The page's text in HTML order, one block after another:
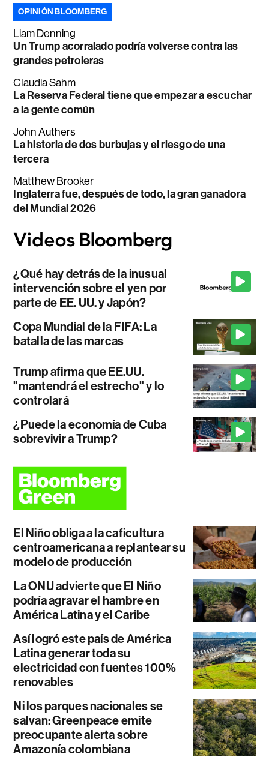
OPINIÓN BLOOMBERG
Liam Denning
Un Trump acorralado podría volverse contra las
grandes petroleras
Claudia Sahm
La Reserva Federal tiene que empezar a escuchar
a la gente común
John Authers
La historia de dos burbujas y el riesgo de una
tercera
Matthew Brooker
Inglaterra fue, después de todo, la gran ganadora
del Mundial 2026
¿Qué hay detrás de la inusual
intervención sobre el yen por
parte de EE. UU. y Japón?
Copa Mundial de la FIFA: La
batalla de las marcas
Trump afirma que EE.UU.
"mantendrá el estrecho" y lo
controlará
¿Puede la economía de Cuba
sobrevivir a Trump?
El Niño obliga a la caficultura
centroamericana a replantear su
modelo de producción
La ONU advierte que El Niño
podría agravar el hambre en
América Latina y el Caribe
Así logró este país de América
Latina generar toda su
electricidad con fuentes 100%
renovables
Ni los parques nacionales se
salvan: Greenpeace emite
preocupante alerta sobre
Amazonía colombiana